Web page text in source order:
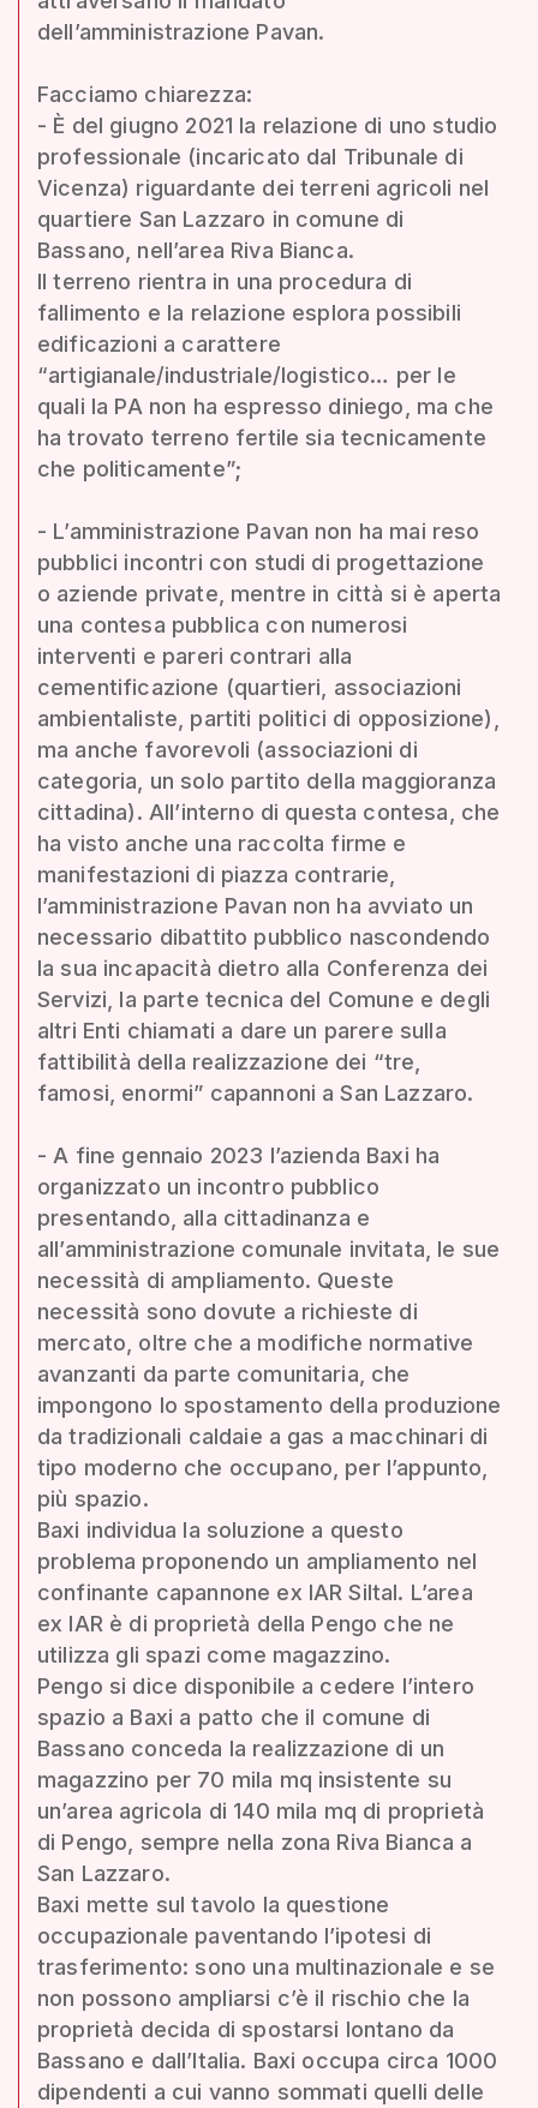
dell’amministrazione Pavan.
Facciamo chiarezza:
- È del giugno 2021 la relazione di uno studio
professionale (incaricato dal Tribunale di
Vicenza) riguardante dei terreni agricoli nel
quartiere San Lazzaro in comune di
Bassano, nell’area Riva Bianca.
Il terreno rientra in una procedura di
fallimento e la relazione esplora possibili
edificazioni a carattere
“artigianale/industriale/logistico… per le
quali la PA non ha espresso diniego, ma che
ha trovato terreno fertile sia tecnicamente
che politicamente”;
- L’amministrazione Pavan non ha mai reso
pubblici incontri con studi di progettazione
o aziende private, mentre in città si è aperta
una contesa pubblica con numerosi
interventi e pareri contrari alla
cementificazione (quartieri, associazioni
ambientaliste, partiti politici di opposizione),
ma anche favorevoli (associazioni di
categoria, un solo partito della maggioranza
cittadina). All’interno di questa contesa, che
ha visto anche una raccolta firme e
manifestazioni di piazza contrarie,
l’amministrazione Pavan non ha avviato un
necessario dibattito pubblico nascondendo
la sua incapacità dietro alla Conferenza dei
Servizi, la parte tecnica del Comune e degli
altri Enti chiamati a dare un parere sulla
fattibilità della realizzazione dei “tre,
famosi, enormi” capannoni a San Lazzaro.
- A fine gennaio 2023 l’azienda Baxi ha
organizzato un incontro pubblico
presentando, alla cittadinanza e
all’amministrazione comunale invitata, le sue
necessità di ampliamento. Queste
necessità sono dovute a richieste di
mercato, oltre che a modifiche normative
avanzanti da parte comunitaria, che
impongono lo spostamento della produzione
da tradizionali caldaie a gas a macchinari di
tipo moderno che occupano, per l’appunto,
più spazio.
Baxi individua la soluzione a questo
problema proponendo un ampliamento nel
confinante capannone ex IAR Siltal. L’area
ex IAR è di proprietà della Pengo che ne
utilizza gli spazi come magazzino.
Pengo si dice disponibile a cedere l’intero
spazio a Baxi a patto che il comune di
Bassano conceda la realizzazione di un
magazzino per 70 mila mq insistente su
un’area agricola di 140 mila mq di proprietà
di Pengo, sempre nella zona Riva Bianca a
San Lazzaro.
Baxi mette sul tavolo la questione
occupazionale paventando l’ipotesi di
trasferimento: sono una multinazionale e se
non possono ampliarsi c’è il rischio che la
proprietà decida di spostarsi lontano da
Bassano e dall’Italia. Baxi occupa circa 1000
dipendenti a cui vanno sommati quelli delle